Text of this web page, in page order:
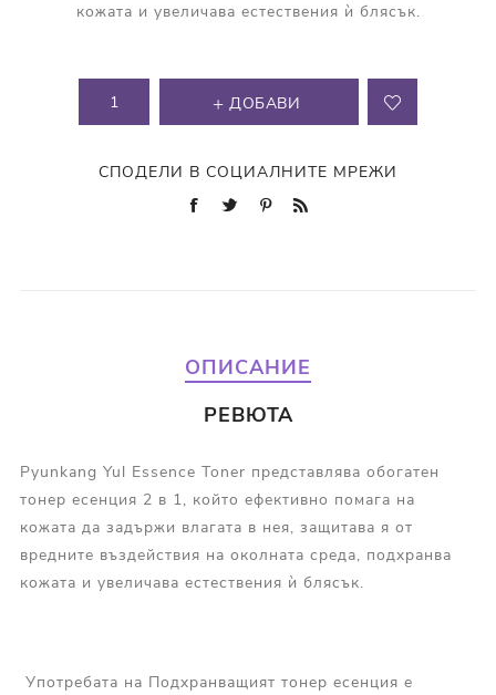
кожата и увеличава естествения ѝ блясък.
ДОБАВИ
СПОДЕЛИ В СОЦИАЛНИТЕ МРЕЖИ
ОПИСАНИЕ
РЕВЮТА
Pyunkang Yul Essence Toner представлява обогатен
тонер есенция 2 в 1, който ефективно помага на
кожата да задържи влагата в нея, защитава я от
вредните въздействия на околната среда, подхранва
кожата и увеличава естествения ѝ блясък.
Употребата на Подхранващият тонер есенция е